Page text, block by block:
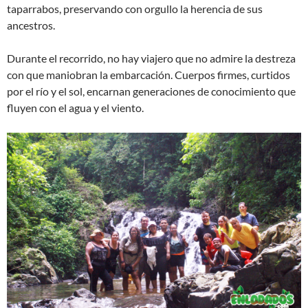
taparrabos, preservando con orgullo la herencia de sus
ancestros.
Durante el recorrido, no hay viajero que no admire la destreza
con que maniobran la embarcación. Cuerpos firmes, curtidos
por el río y el sol, encarnan generaciones de conocimiento que
fluyen con el agua y el viento.